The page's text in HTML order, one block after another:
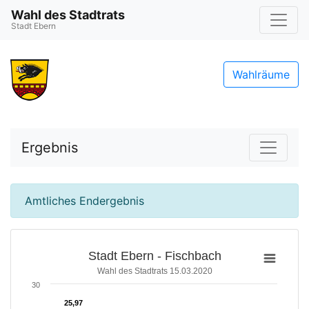
Wahl des Stadtrats
Stadt Ebern
Wahlräume
Ergebnis
Amtliches Endergebnis
Stadt Ebern - Fischbach
Wahl des Stadtrats 15.03.2020
25,97
25,97
30